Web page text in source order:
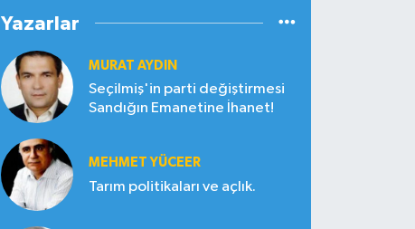
Yazarlar
MURAT AYDIN
Seçilmiş'in parti değiştirmesi
Sandığın Emanetine İhanet!
MEHMET YÜCEER
Tarım politikaları ve açlık.